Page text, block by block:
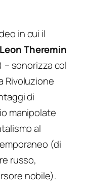
in cui il
Leon Theremin
– sonorizza col
Rivoluzione
di
manipolate
al
(di
russo,
nobile).